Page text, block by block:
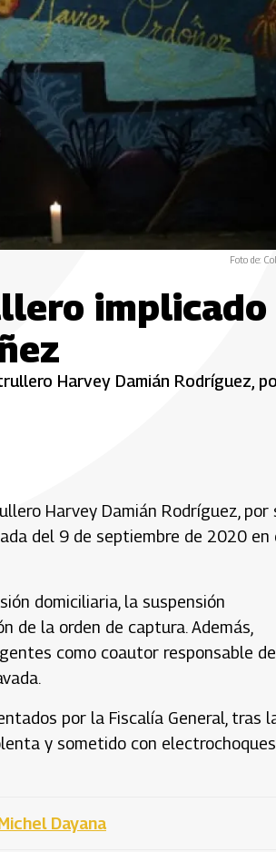
Foto de:
implicado
Harvey Damián Rodríguez,
Harvey Damián Rodríguez, por
del 9 de septiembre de 2020 en
domiciliaria, la suspensión
de la orden de captura. Además,
como coautor responsable
por la Fiscalía General, tras
y sometido con electrochoques
Dayana